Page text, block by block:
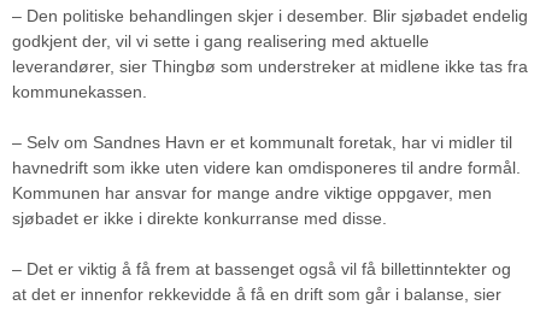
– Den politiske behandlingen skjer i desember. Blir sjøbadet endelig
godkjent der, vil vi sette i gang realisering med aktuelle
leverandører, sier Thingbø som understreker at midlene ikke tas fra
kommunekassen.
– Selv om Sandnes Havn er et kommunalt foretak, har vi midler til
havnedrift som ikke uten videre kan omdisponeres til andre formål.
Kommunen har ansvar for mange andre viktige oppgaver, men
sjøbadet er ikke i direkte konkurranse med disse.
– Det er viktig å få frem at bassenget også vil få billettinntekter og
at det er innenfor rekkevidde å få en drift som går i balanse, sier